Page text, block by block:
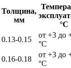
Толщина,
мм
°С
0.13-0.15
от +3 до
°С
0.16-0.18
от +3 до
°С